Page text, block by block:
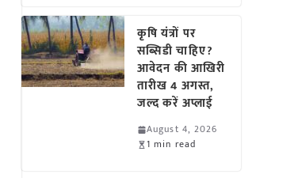
कृषि यंत्रों पर
सब्सिडी चाहिए?
आवेदन की आखिरी
तारीख 4 अगस्त,
जल्द करें अप्लाई
August 4, 2026
1 min read